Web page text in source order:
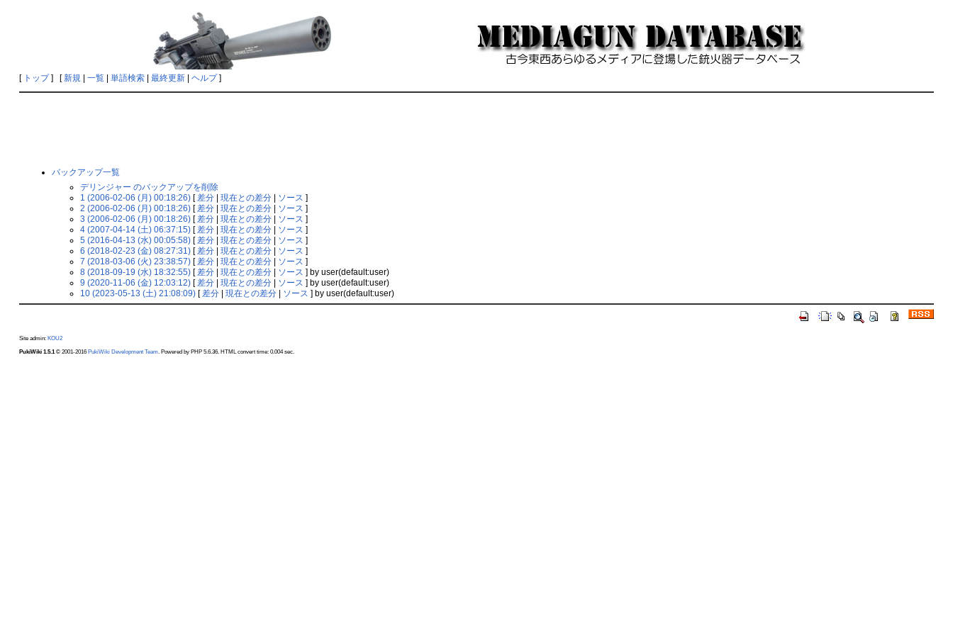
[ トップ] [新規| 一覧| 単語検索| 最終更新| ヘルプ]
バックアップ一覧
デリンジャー のバックアップを削除
1 (2006-02-06 (月) 00:18:26)[差分| 現在との差分| ソース ]
2 (2006-02-06 (月) 00:18:26)[差分| 現在との差分| ソース ]
3 (2006-02-06 (月) 00:18:26)[差分| 現在との差分| ソース ]
4 (2007-04-14 (土) 06:37:15)[差分| 現在との差分| ソース ]
5 (2016-04-13 (水) 00:05:58)[差分| 現在との差分| ソース ]
6 (2018-02-23 (金) 08:27:31)[差分| 現在との差分| ソース ]
7 (2018-03-06 (火) 23:38:57)[差分| 現在との差分| ソース ]
8 (2018-09-19 (水) 18:32:55)[差分| 現在との差分| ソース ] by user(default:user)
9 (2020-11-06 (金) 12:03:12)[差分| 現在との差分| ソース ] by user(default:user)
10 (2023-05-13 (土) 21:08:09)[差分| 現在との差分| ソース ] by user(default:user)
Site admin: KOU2
PukiWiki 1.5.1© 2001-2016 PukiWiki Development Team. Powered by PHP 5.6.36. HTML convert time: 0.004 sec.